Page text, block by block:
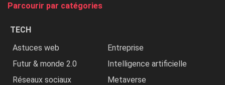
Parcourir par catégories
TECH
Astuces web
Entreprise
Futur & monde 2.0
Intelligence artificielle
Réseaux sociaux
Metaverse